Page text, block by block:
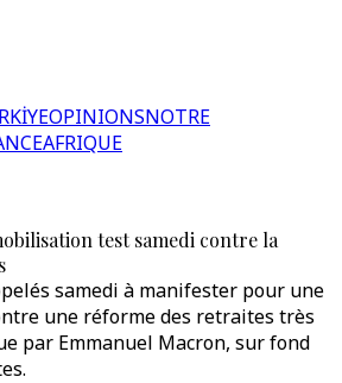
OPINIONSNOTRE
AFRIQUE
test samedi contre la
samedi à manifester pour une
une réforme des retraites très
par Emmanuel Macron, sur fond